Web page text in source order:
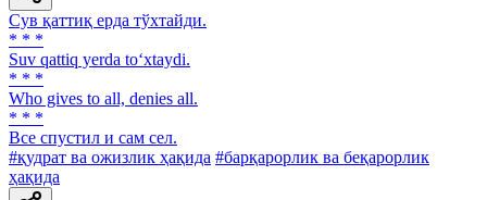
Сув қаттиқ ерда тўхтайди.
* * *
Suv qattiq yerda to‘xtaydi.
* * *
Who gives to all, denies all.
* * *
Все спустил и сам сел.
#қудрат ва ожизлик ҳақида #барқарорлик ва беқарорлик
ҳақида